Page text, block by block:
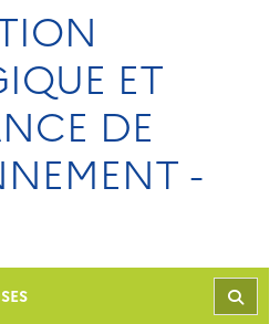
ET
DE
-